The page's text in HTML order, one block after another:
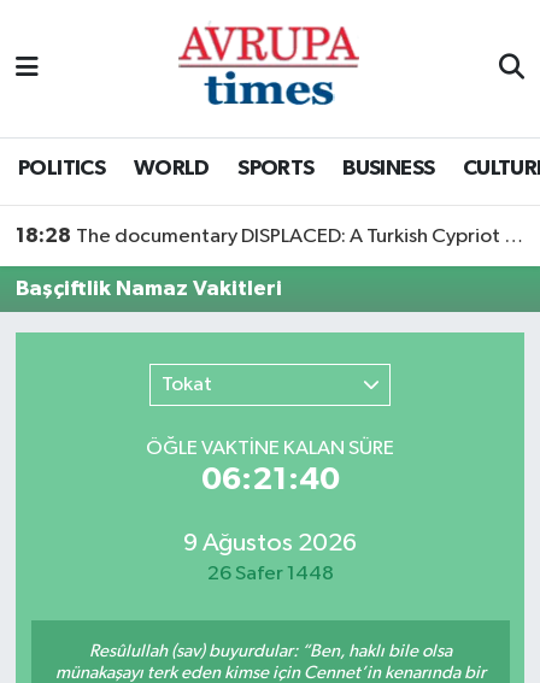
POLITICS WORLD SPORTS BUSINESS
18:28 The documentary DISPLACED: A Turkish Cypriot Story is now available to watch
Başçiftlik Namaz Vakitleri
Tokat
ÖĞLE VAKTİNE KALAN SÜRE
06:21:40
9 Ağustos 2026
26 Safer 1448
Resûlullah (sav) buyurdular: “Ben, haklı bile olsa
münakaşayı terk eden kimse için Cennet’in kenarında bir
Nöbetçi Eczaneler
Süper Lig Puan Durumu ve Fikstür
Son Dakika Haberleri